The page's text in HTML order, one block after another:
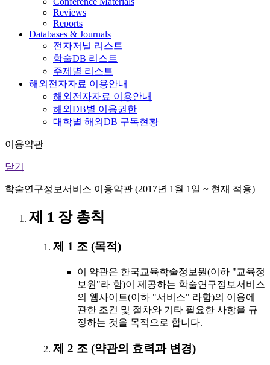
Reviews
Reports
Databases & Journals
전자저널 리스트
학술DB 리스트
주제별 리스트
해외전자자료 이용안내
해외전자자료 이용안내
해외DB별 이용권한
대학별 해외DB 구독현황
이용약관
닫기
학술연구정보서비스 이용약관 (2017년 1월 1일 ~ 현재 적용)
제 1 장 총칙
제 1 조 (목적)
이 약관은 한국교육학술정보원(이하 "교육정
보원"라 함)이 제공하는 학술연구정보서비스
의 웹사이트(이하 "서비스" 라함)의 이용에
관한 조건 및 절차와 기타 필요한 사항을 규
정하는 것을 목적으로 합니다.
제 2 조 (약관의 효력과 변경)